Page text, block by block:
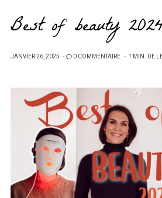
Best of beauty
PUBLIÉ
JANVIER 26, 2025 0 COMMENTAIRE 1 MIN. DE